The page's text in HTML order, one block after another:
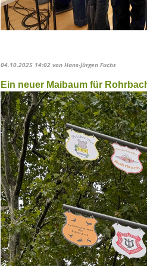
04.10.2025 14:02 von Hans-Jürgen Fuchs
Ein neuer Maibaum für